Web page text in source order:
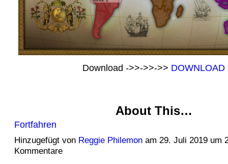
Download ->>->>->> DOWNLOAD
About This…
Fortfahren
Hinzugefügt von Reggie Philemonam 29. Juli 2019 um
Kommentare